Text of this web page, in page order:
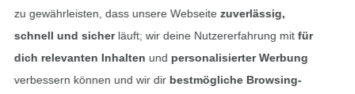
Datenschutz
zu gewährleisten, dass unsere Webseite zuverlässig,
schnell und sicherläuft; wir deine Nutzererfahrung mitfür
dich relevanten Inhalten und personalisierter Werbung
verbessern können und wir dir bestmögliche Browsing-